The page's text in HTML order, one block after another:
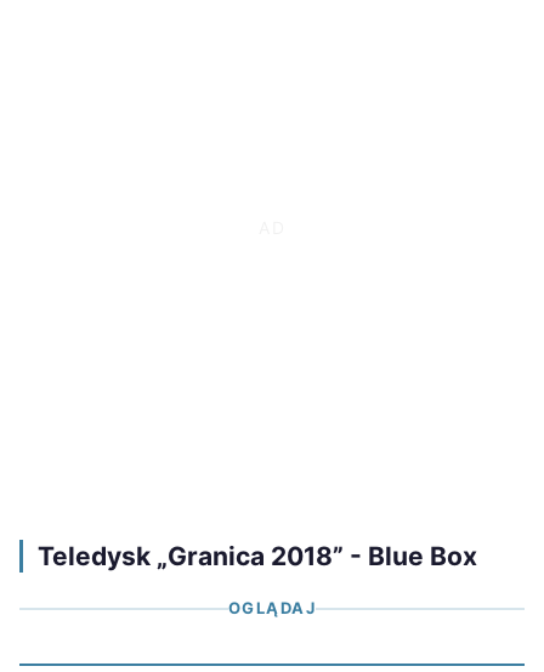
Teledysk „Granica 2018” - Blue Box
OGLĄDAJ